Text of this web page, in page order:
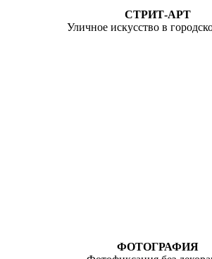
СТРИТ-АРТ
Уличное искусство в
ФОТОГРАФИЯ